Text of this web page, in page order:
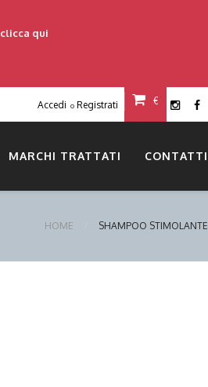
clicca qui
Accedi o Registrati €
MARCHI TRATTATI CONTATTI
HOME SHAMPOO STIMOLANTE